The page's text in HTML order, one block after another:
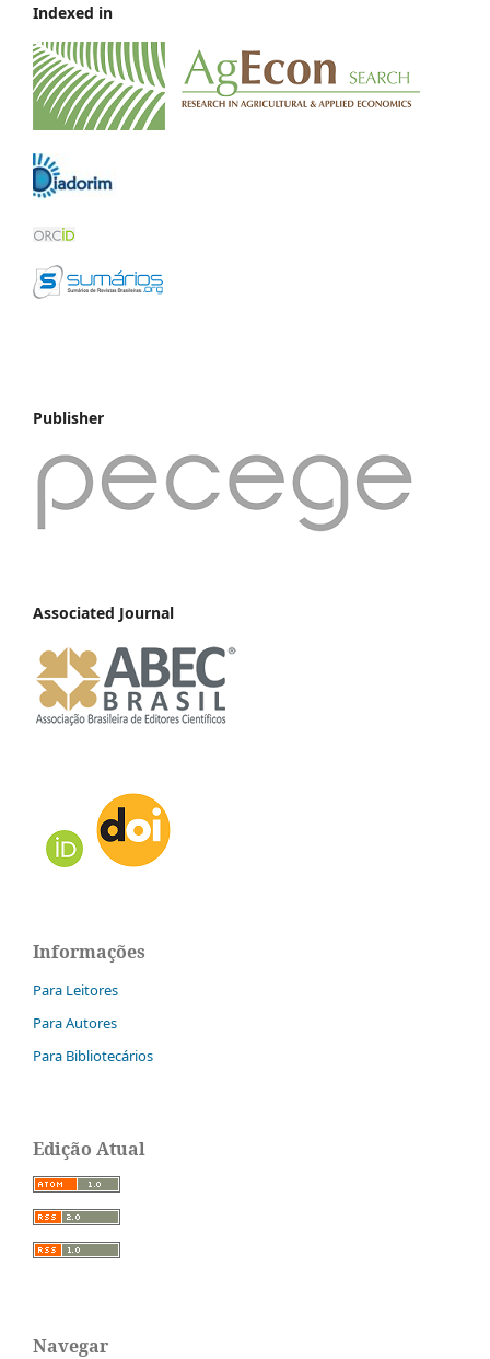
Indexed in
Publisher
Associated Journal
Informações
Para Leitores
Para Autores
Para Bibliotecários
Edição Atual
Navegar